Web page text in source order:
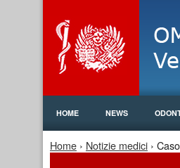
HOME NEWS
Tu sei qui
Home › Notizie medici ›